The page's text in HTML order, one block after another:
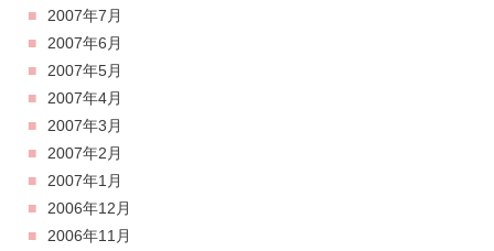
2007年7月
2007年6月
2007年5月
2007年4月
2007年3月
2007年2月
2007年1月
2006年12月
2006年11月